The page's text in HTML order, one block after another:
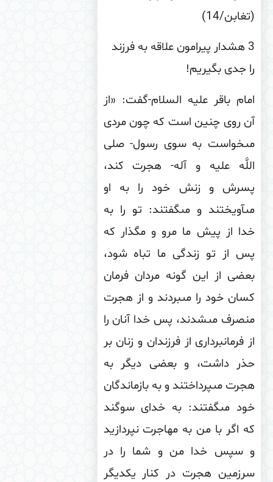
14)
3 هشدار پیرامون علاقه به فرزند
جدی بگیریم!
باقر علیه السلام-گفت: «از
روى چنین است كه چون مردى
به سوى رسول- صلى
علیه و آله- هجرت كند،
و زنش خود را به او
و مى‏گفتند: تو را به
از پیش ما مرو و مگذار كه
از تو زندگى ما تباه شود،
از این گونه مردان فرمان
خود را مى‏بردند و از هجرت
مى‏شدند، پس خدا آنان را
فرمانبردارى از فرزندان و زنان بر
داشت، و بعضى دیگر به
مى‏پرداختند و به بازماندگان
مى‏گفتند: به خداى سوگند
اگر با من به مهاجرت نپردازید
سپس خدا من و شما را در
هجرت در كنار یكدیگر